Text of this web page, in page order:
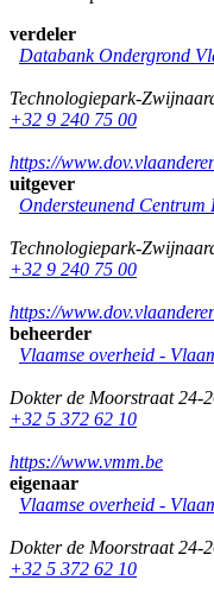
verdeler
Databank Ondergrond
Technologiepark-
+32 9 240 75 00
https://
uitgever
Ondersteunend
Technologiepark-
+32 9 240 75 00
https://
beheerder
Vlaamse overheid -
Dokter de Moorstraat 24-
+32 5 372 62 10
https://www.vmm.be
eigenaar
Vlaamse overheid -
Dokter de Moorstraat 24-
+32 5 372 62 10